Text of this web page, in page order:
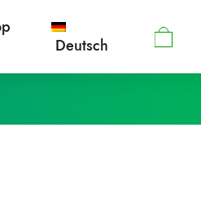
Deutsch